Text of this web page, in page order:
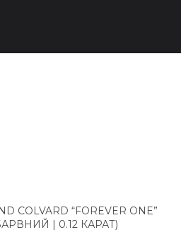
COLVARD “FOREVER ONE”
| 0.12 КАРАТ)